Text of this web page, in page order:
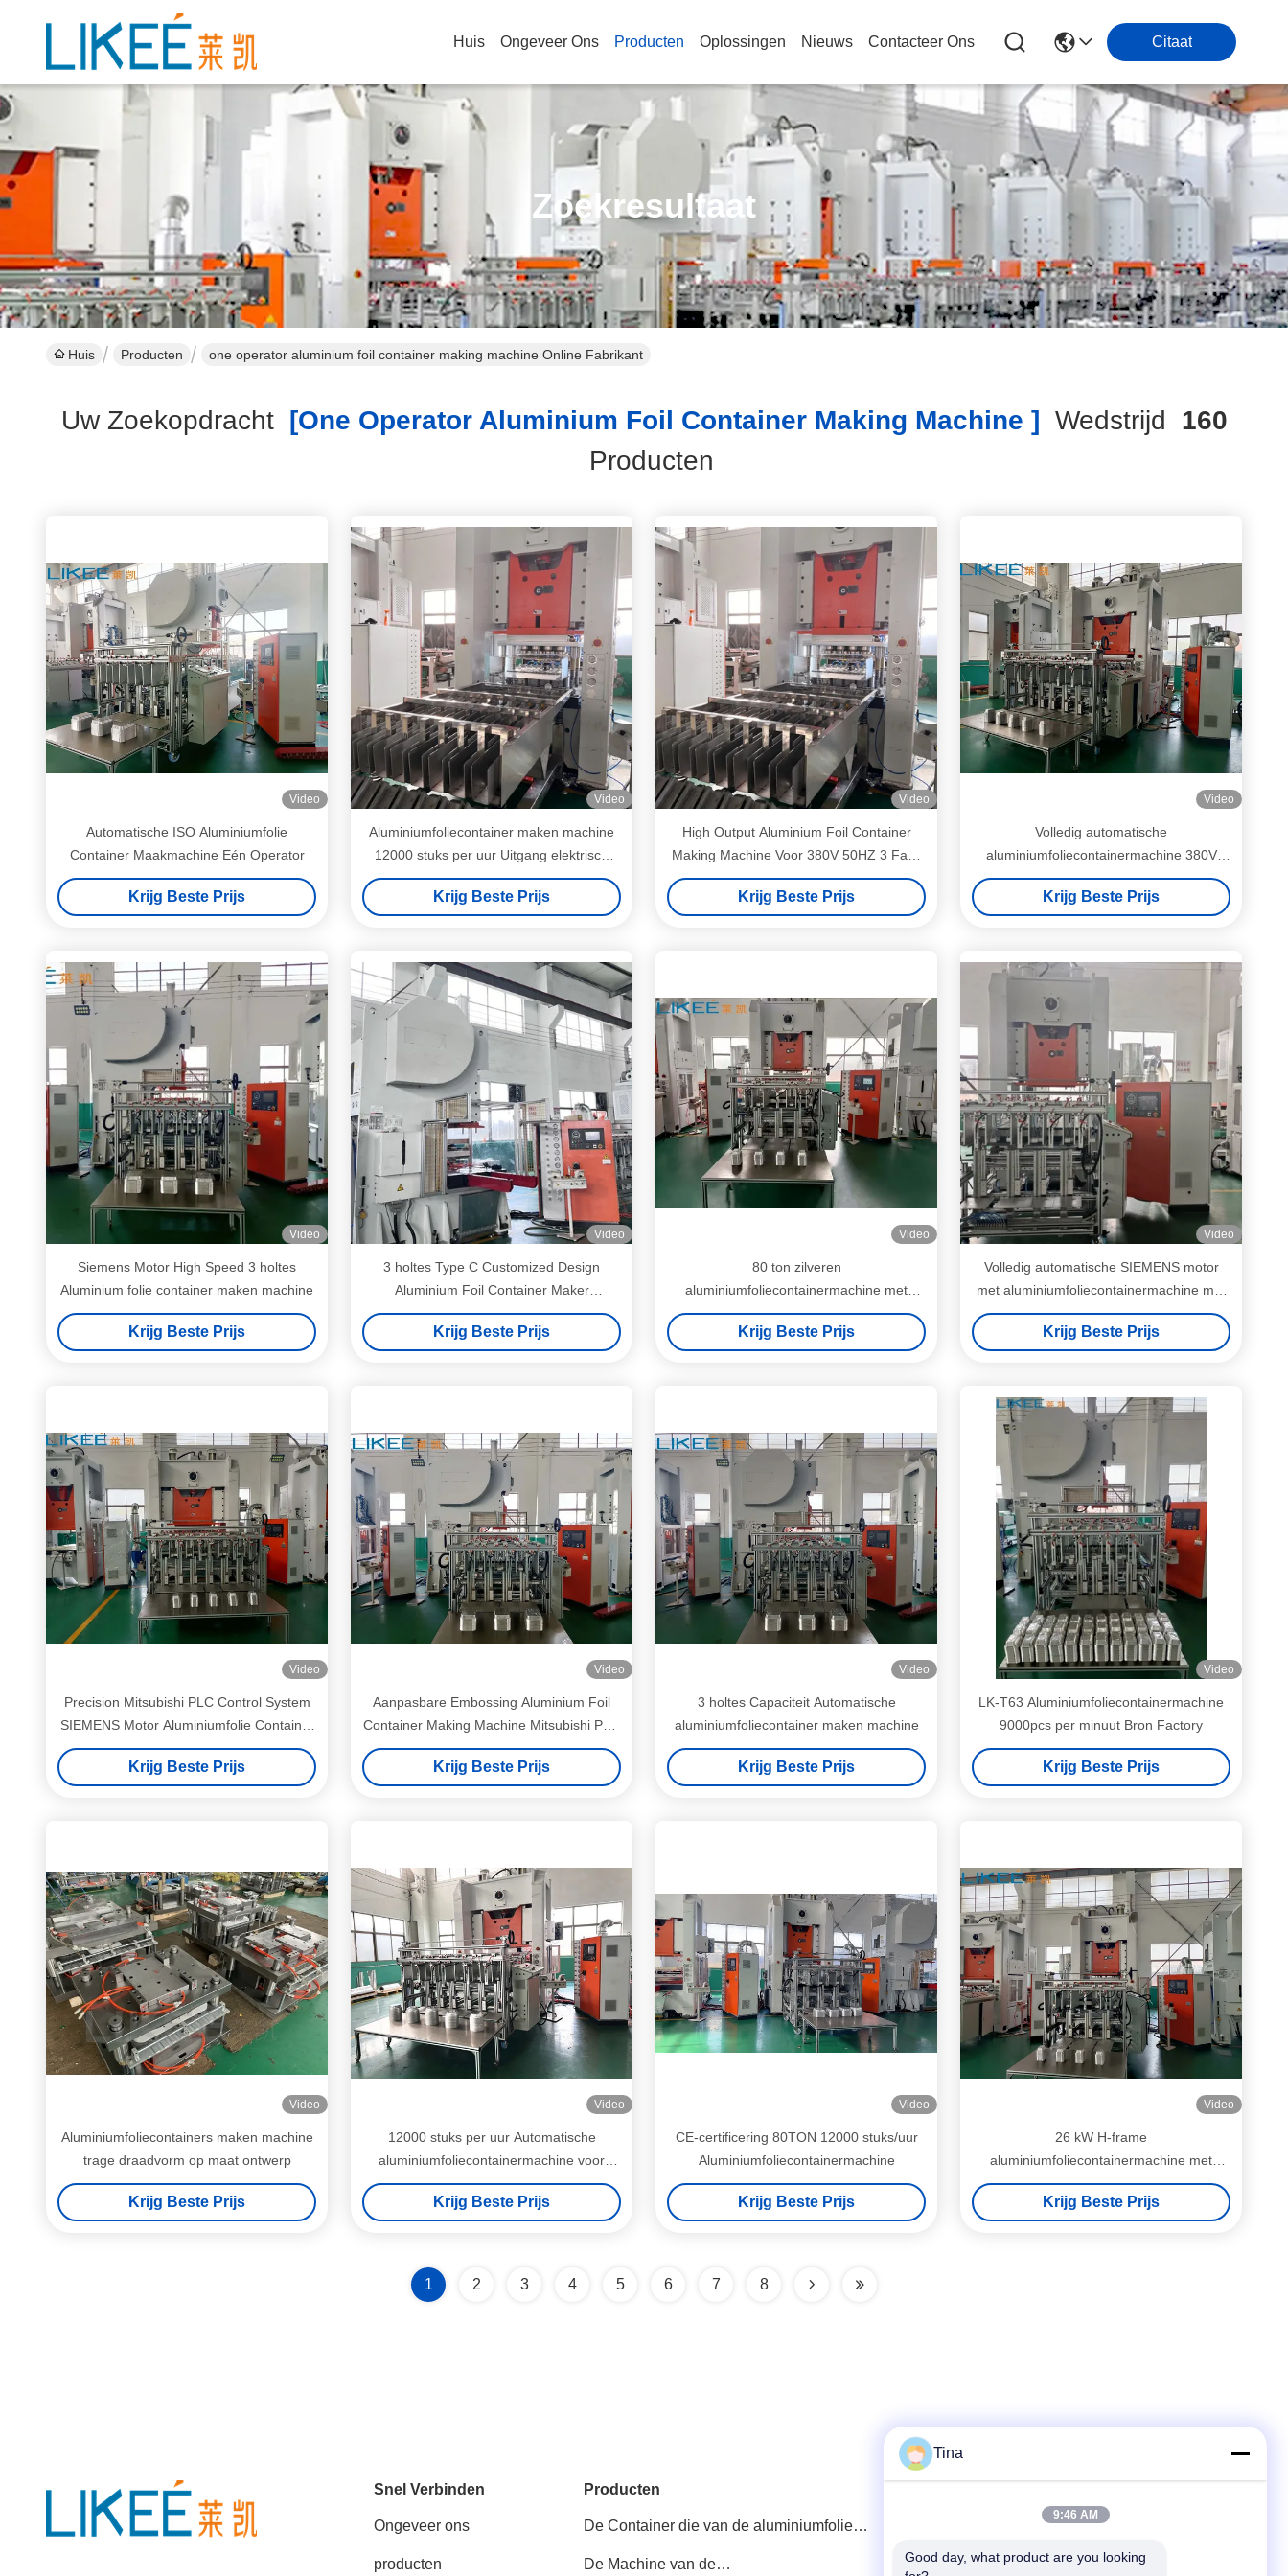
Huis Ongeveer Ons Producten Oplossingen Nieuws Contacteer Ons Citaat
Zoekresultaat
Huis Producten one operator aluminium foil container making machine Online Fabrikant
Uw Zoekopdracht[one Operator Aluminium Foil Container Making Machine ] Wedstrijd 160
Producten
Video
Automatische ISO Aluminiumfolie
Container Maakmachine Eén Operator
Krijg Beste Prijs
Video
Aluminiumfoliecontainer maken machine
12000 stuks per uur Uitgang elektrisch
380V 50HZ 3 fase 14500kg Voor uw
behoeften
Krijg Beste Prijs
Video
High Output Aluminium Foil Container
Making Machine Voor 380V 50HZ 3 Fase
Electric Mitsubishi Inverter
Krijg Beste Prijs
Video
Volledig automatische
aluminiumfoliecontainermachine 380V
50HZ
Krijg Beste Prijs
Video
Siemens Motor High Speed 3 holtes
Aluminium folie container maken machine
Krijg Beste Prijs
Video
3 holtes Type C Customized Design
Aluminium Foil Container Maker
12000pcs/uur
Krijg Beste Prijs
Video
80 ton zilveren
aluminiumfoliecontainermachine met
Siemens motor
Krijg Beste Prijs
Video
Volledig automatische SIEMENS motor
met aluminiumfoliecontainermachine met
een capaciteit van 12000/h
Krijg Beste Prijs
Video
Precision Mitsubishi PLC Control System
SIEMENS Motor Aluminiumfolie Container
maken machine
Krijg Beste Prijs
Video
Aanpasbare Embossing Aluminium Foil
Container Making Machine Mitsubishi PLC
Control
Krijg Beste Prijs
Video
3 holtes Capaciteit Automatische
aluminiumfoliecontainer maken machine
Krijg Beste Prijs
Video
LK-T63 Aluminiumfoliecontainermachine
9000pcs per minuut Bron Factory
Krijg Beste Prijs
Video
Aluminiumfoliecontainers maken machine
trage draadvorm op maat ontwerp
Krijg Beste Prijs
Video
12000 stuks per uur Automatische
aluminiumfoliecontainermachine voor
grootschalige productie
Krijg Beste Prijs
Video
CE-certificering 80TON 12000 stuks/uur
Aluminiumfoliecontainermachine
Krijg Beste Prijs
Video
26 kW H-frame
aluminiumfoliecontainermachine met
Mitsubishi-omvormer
Krijg Beste Prijs
1 2 3 4 5 6 7 8
Snel Verbinden
Ongeveer ons
producten
Producten
De Container die van de aluminiumfolie
De Machine van de
86-021-57600070-86 18930097829
Tina
9:46 AM
Good day, what product are you looking